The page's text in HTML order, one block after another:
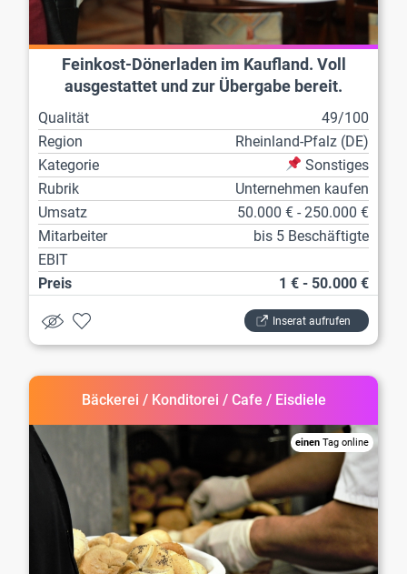
Feinkost-Dönerladen im Kaufland. Voll
ausgestattet und zur Übergabe bereit.
Qualität
49/100
Region
Rheinland-Pfalz (DE)
Kategorie
Sonstiges
Rubrik
Unternehmen kaufen
Umsatz
50.000 € - 250.000 €
Mitarbeiter
bis 5 Beschäftigte
EBIT
Preis
1 € - 50.000 €
Inserat aufrufen
Bäckerei / Konditorei / Cafe / Eisdiele
einen Tag online